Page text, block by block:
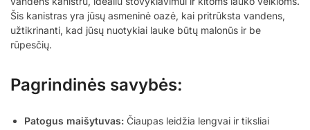
Šis kanistras yra jūsų asmeninė oazė, kai pritrūksta vandens,
užtikrinanti, kad jūsų nuotykiai lauke būtų malonūs ir be
rūpesčių.
Pagrindinės savybės:
Patogus maišytuvas: Čiaupas leidžia lengvai ir tiksliai